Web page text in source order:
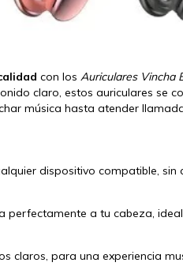
con los Auriculares Vincha
claro, estos auriculares se
música hasta atender
dispositivo compatible, sin
perfectamente a tu cabeza,
claros, para una experiencia